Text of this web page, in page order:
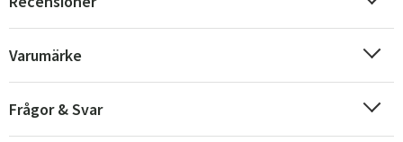
Varumärke
Frågor & Svar